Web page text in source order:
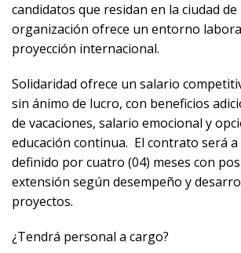
candidatos que residan en la ciudad
organización ofrece un entorno
proyección internacional.
Solidaridad ofrece un salario
sin ánimo de lucro, con beneficios
de vacaciones, salario emocional y
educación continua. El contrato será
definido por cuatro (04) meses con
extensión según desempeño y
proyectos.
¿Tendrá personal a cargo?